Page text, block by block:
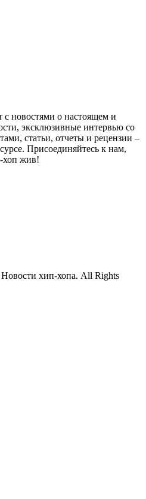
новостями о настоящем и
эксклюзивные интервью со
статьи, отчеты и рецензии –
Присоединяйтесь к нам,
хоп жив!
хип-хопа. All Rights